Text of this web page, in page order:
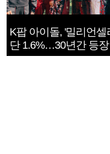
K팝 아이돌, '밀리언셀
단 1.6%…30년간 등장
1182개팀 전수조사